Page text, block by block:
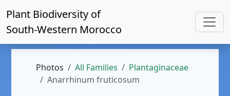
Plant Biodiversity of
South-Western Morocco
Photos All Families
Plantaginaceae
Anarrhinum fruticosum